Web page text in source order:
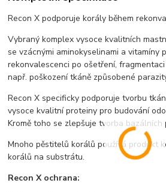
Recon X podporuje korály během
Vybraný komplex vysoce kvalitních
se vzácnými aminokyselinami a vitamíny
rekonvalescenci po ošetření,
např. poškození tkáně způsobené
Recon X specificky podporuje tvorbu
vysoce kvalitní proteiny pro budování
Kromě toho se zlepšuje tvorba bazálních
Mnoho pěstitelů korálů používá produkt
korálů na substrátu.
Recon X ochrana: